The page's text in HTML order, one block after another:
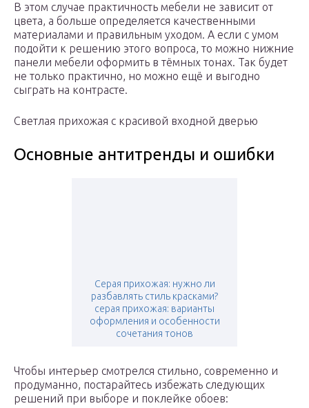
В этом случае практичность мебели не зависит от
цвета, а больше определяется качественными
материалами и правильным уходом. А если с умом
подойти к решению этого вопроса, то можно нижние
панели мебели оформить в тёмных тонах. Так будет
не только практично, но можно ещё и выгодно
сыграть на контрасте.
Светлая прихожая с красивой входной дверью
Основные антитренды и ошибки
Серая прихожая: нужно ли
разбавлять стиль красками?
серая прихожая: варианты
оформления и особенности
сочетания тонов
Чтобы интерьер смотрелся стильно, современно и
продуманно, постарайтесь избежать следующих
решений при выборе и поклейке обоев: